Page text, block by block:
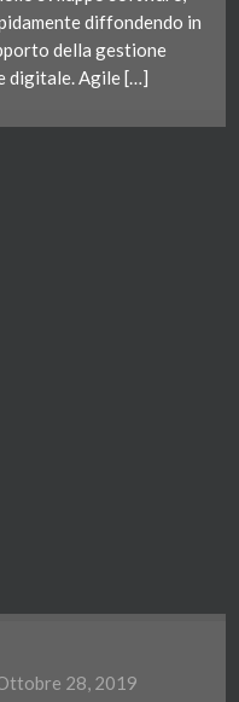
diffondendo in
della gestione
digitale. Agile […]
28, 2019